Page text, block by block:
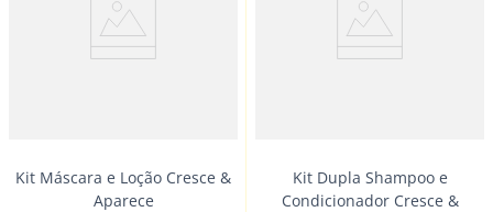
Kit Máscara e Loção Cresce &
Aparece
Kit Dupla Shampoo e
Condicionador Cresce &